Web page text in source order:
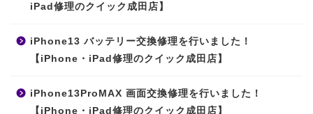
iPad修理のクイック成田店】
iPhone13 バッテリー交換修理を行いました！
【iPhone・iPad修理のクイック成田店】
iPhone13ProMAX 画面交換修理を行いました！
【iPhone・iPad修理のクイック成田店】